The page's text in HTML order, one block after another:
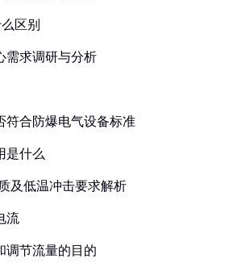
区别
需求调研与分析
符合防爆电气设备标准
是什么
及低温冲击要求解析
流
调节流量的目的